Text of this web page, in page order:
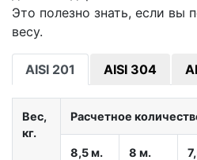
Это полезно знать, если вы
весу.
AISI 201 AISI 304
Вес,
кг.
Расчетное
8,5 м. 8 м.